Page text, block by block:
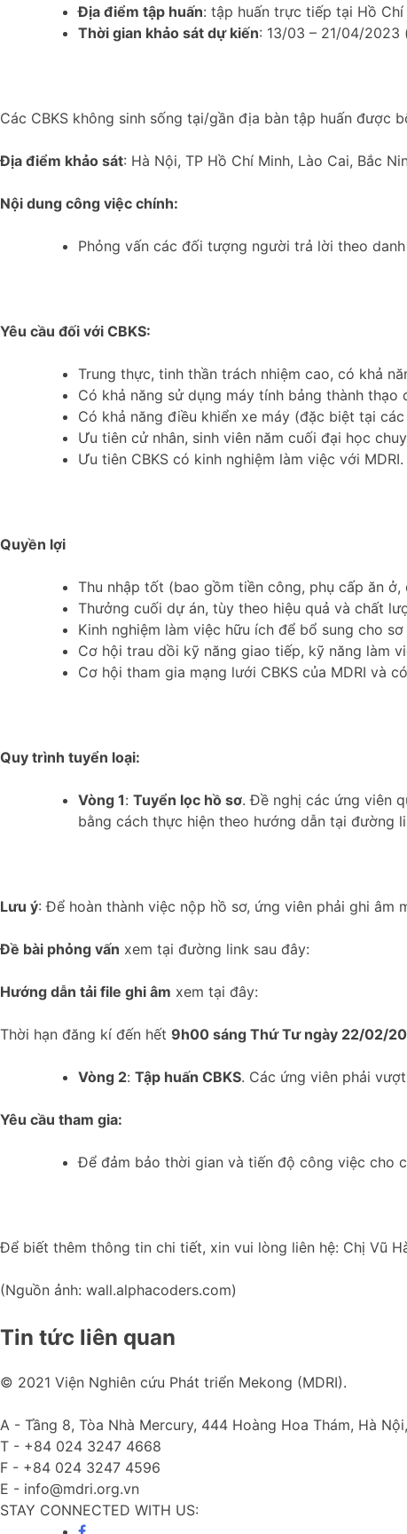
Địa điểm tập huấn: tập huấn trực tiếp tại Hồ Chí
Thời gian khảo sát dự kiến: 13/03 – 21/04/
Các CBKS không sinh sống tại/gần địa bàn tập huấn
Địa điểm khảo sát: Hà Nội, TP Hồ Chí Minh, Lào Cai, Bắc
Nội dung công việc chính:
Phỏng vấn các đối tượng người trả lời theo
Yêu cầu đối với CBKS:
Trung thực, tinh thần trách nhiệm cao, có khả
Có khả năng sử dụng máy tính bảng thành thạo
Có khả năng điều khiển xe máy (đặc biệt tại
Ưu tiên cử nhân, sinh viên năm cuối đại học
Ưu tiên CBKS có kinh nghiệm làm việc với MDRI.
Quyền lợi
Thu nhập tốt (bao gồm tiền công, phụ cấp ăn ở,
Thưởng cuối dự án, tùy theo hiệu quả và chất
Kinh nghiệm làm việc hữu ích để bổ sung cho
Cơ hội trau dồi kỹ năng giao tiếp, kỹ năng làm
Cơ hội tham gia mạng lưới CBKS của MDRI và
Quy trình tuyển loại:
Vòng 1: Tuyển lọc hồ sơ. Đề nghị các ứng viên
bằng cách thực hiện theo hướng dẫn tại đường
Lưu ý: Để hoàn thành việc nộp hồ sơ, ứng viên phải ghi
Đề bài phỏng vấn xem tại đường link sau đây:
Hướng dẫn tải file ghi âm xem tại đây:
Thời hạn đăng kí đến hết 9h00 sáng Thứ Tư ngày 22/02/
Vòng 2: Tập huấn CBKS. Các ứng viên phải
Yêu cầu tham gia:
Để đảm bảo thời gian và tiến độ công việc cho
Để biết thêm thông tin chi tiết, xin vui lòng liên hệ: Chị Vũ
(Nguồn ảnh: wall.alphacoders.com)
Tin tức liên quan
© 2021 Viện Nghiên cứu Phát triển Mekong (MDRI).
A - Tầng 8, Tòa Nhà Mercury, 444 Hoàng Hoa Thám, Hà
T - +84 024 3247 4668
F - +84 024 3247 4596
E - info@mdri.org.vn
STAY CONNECTED WITH US: